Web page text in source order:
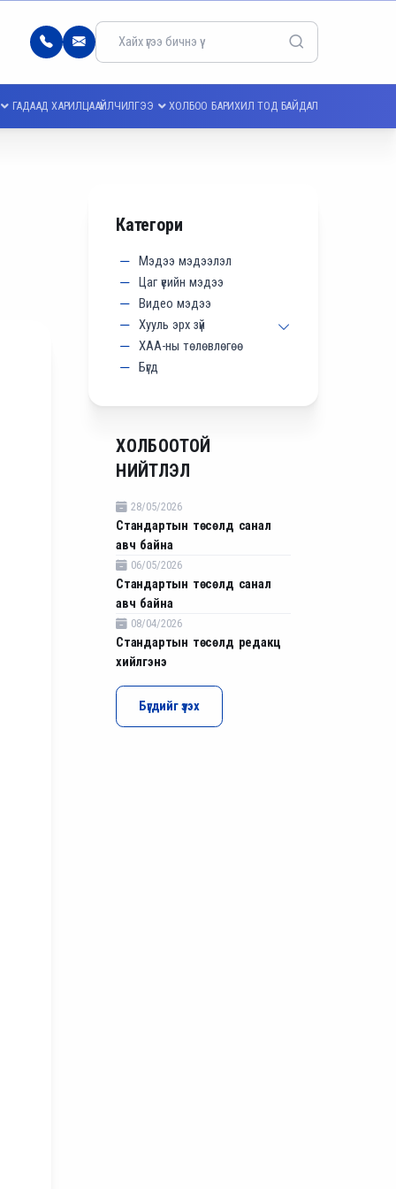
77103344info@meei.energy.gov.mn
ГАДААД ХАРИЛЦААҮЙЛЧИЛГЭЭ ХОЛБОО БАРИХИЛ ТОД БАЙДАЛ
Категори
Мэдээ мэдээлэл
Цаг үеийн мэдээ
Видео мэдээ
Хууль эрх зүй
ХАА-ны төлөвлөгөө
Бүгд
ХОЛБООТОЙ
НИЙТЛЭЛ
28/05/2026
Стандартын төсөлд санал
авч байна
06/05/2026
Стандартын төсөлд санал
авч байна
08/04/2026
Стандартын төсөлд редакц
хийлгэнэ
Бүгдийг үзэх